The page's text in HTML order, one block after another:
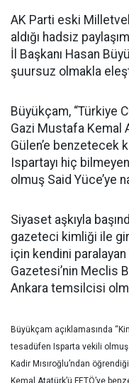
AK Parti eski
aldığı hadsiz
İl Başkanı Hasan
şuursuz olmakla
Büyükçam, “Türkiye
Gazi Mustafa Kemal
Gülen’e benzetecek
Ispartayı hiç
olmuş Said Yüce’ye
Siyaset aşkıyla
gazeteci kimliği ile
için kendini paralayan
Gazetesi’nin Meclis
Ankara temsilcisi
Büyükçam açıklamasında
tesadüfen Isparta vekili olmuş
Kadir Mısıroğlu’ndan
Kemal Atatürk’ü FETÖ’ye